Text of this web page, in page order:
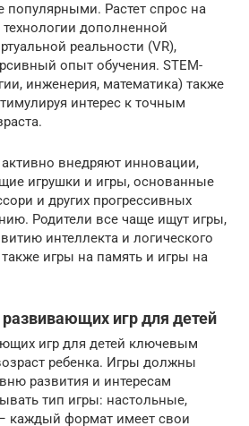
популярными. Растет спрос на
дополненной
реальности (VR),
опыт обучения. STEM-
инженерия, математика) также
интерес к точным
внедряют инновации,
игрушки и игры, основанные
и других прогрессивных
Родители все чаще ищут игры,
интеллекта и логического
игры на память и игры на
игр для детей
игр для детей ключевым
ребенка. Игры должны
развития и интересам
тип игры: настольные,
каждый формат имеет свои